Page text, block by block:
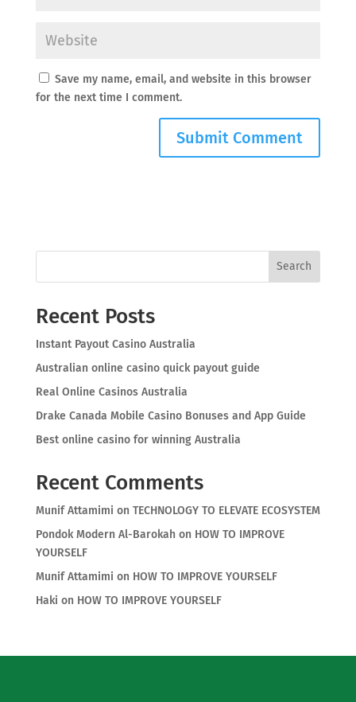
Save my name, email, and website in this browser
for the next time I comment.
Search
Recent Posts
Instant Payout Casino Australia
Australian online casino quick payout guide
Real Online Casinos Australia
Drake Canada Mobile Casino Bonuses and App Guide
Best online casino for winning Australia
Recent Comments
Munif Attamimi on TECHNOLOGY TO ELEVATE ECOSYSTEM
Pondok Modern Al-Barokah on HOW TO IMPROVE
YOURSELF
Munif Attamimi on HOW TO IMPROVE YOURSELF
Haki on HOW TO IMPROVE YOURSELF